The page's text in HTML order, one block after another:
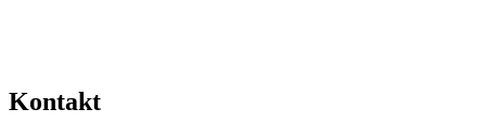
Kontakt